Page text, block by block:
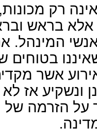
רק
אלא בראש
המינהל.
בטוחים
אשר
ונשקיע אז
על הזרמה של